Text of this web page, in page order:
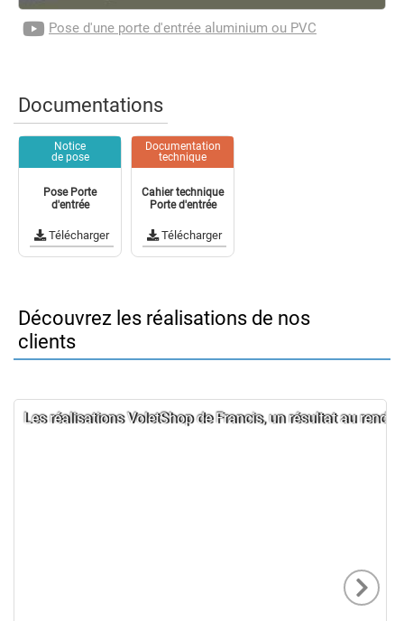
Pose d'une porte d'entrée aluminium ou PVC
Documentations
Notice
de pose
Pose Porte
d'entrée
Télécharger
Documentation
technique
Cahier technique
Porte d'entrée
Télécharger
Découvrez les réalisations de nos
clients
Les réalisations VoletShop de Francis, un résultat au